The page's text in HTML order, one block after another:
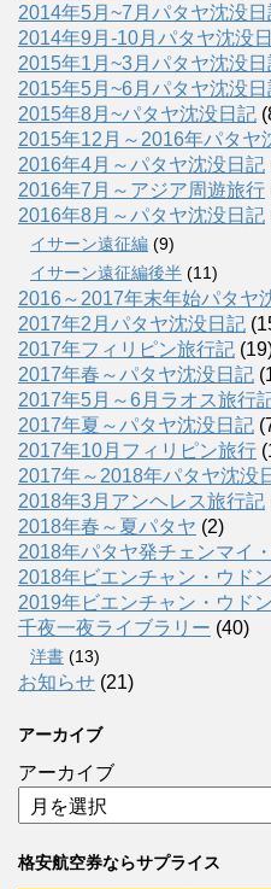
2014年5月~7月パタヤ沈没日
2014年9月-10月パタヤ沈没
2015年1月~3月パタヤ沈没日
2015年5月~6月パタヤ沈没日
2015年8月~パタヤ沈没日記
2015年12月～2016年パタヤ
2016年4月～パタヤ沈没日記
2016年7月～アジア周遊旅行
2016年8月～パタヤ沈没日記
イサーン遠征編 (9)
イサーン遠征編後半 (11)
2016～2017年末年始パタヤ
2017年2月パタヤ沈没日記
2017年フィリピン旅行記
2017年春～パタヤ沈没日記
2017年5月～6月ラオス旅行
2017年夏～パタヤ沈没日記
2017年10月フィリピン旅行
2017年～2018年パタヤ沈没
2018年3月アンヘレス旅行記
2018年春～夏パタヤ (2)
2018年パタヤ発チェンマイ
2018年ビエンチャン・ウド
2019年ビエンチャン・ウド
千夜一夜ライブラリー (40)
洋書 (13)
お知らせ (21)
アーカイブ
アーカイブ
格安航空券ならサプライス